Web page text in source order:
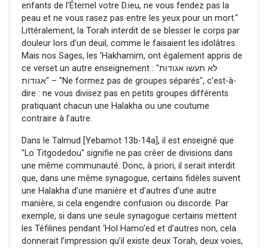
enfants de l’Éternel votre D.ieu, ne vous fendez pas la
peau et ne vous rasez pas entre les yeux pour un mort."
Littéralement, la Torah interdit de se blesser le corps par
douleur lors d’un deuil, comme le faisaient les idolâtres.
Mais nos Sages, les 'Hakhamim, ont également appris de
ce verset un autre enseignement : "לא תעשו אגודות
אגודות" – "Ne formez pas de groupes séparés", c’est-à-
dire : ne vous divisez pas en petits groupes différents
pratiquant chacun une Halakha ou une coutume
contraire à l’autre.
Dans le Talmud [Yebamot 13b-14a], il est enseigné que
"Lo Titgodedou" signifie ne pas créer de divisions dans
une même communauté. Donc, à priori, il serait interdit
que, dans une même synagogue, certains fidèles suivent
une Halakha d’une manière et d’autres d’une autre
manière, si cela engendre confusion ou discorde. Par
exemple, si dans une seule synagogue certains mettent
les Téfilines pendant ‘Hol Hamo’ed et d’autres non, cela
donnerait l’impression qu’il existe deux Torah, deux voies,